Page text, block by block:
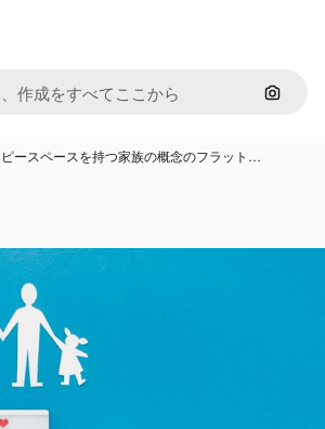
画像で
ースペースを持つ家族の概念のフラット…